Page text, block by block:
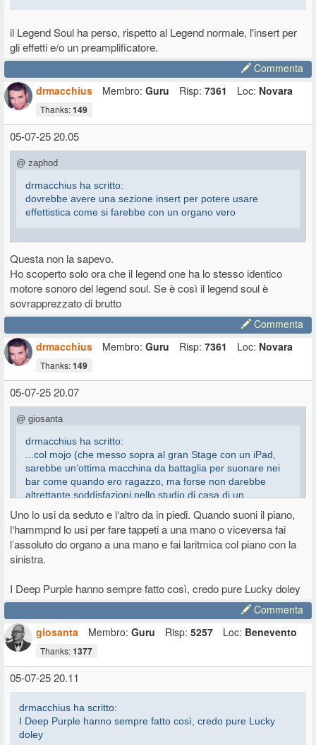
il Legend Soul ha perso, rispetto al Legend normale, l'insert per
gli effetti e/o un preamplificatore.
Commenta
drmacchius
Membro: Guru Risp: 7361 Loc: Novara
Thanks:149
05-07-25 20.05
@ zaphod
drmacchius ha scritto:
dovrebbe avere una sezione insert per potere usare
effettistica come si farebbe con un organo vero
effetti e/o un preamplificatore.
Questa non la sapevo.
Ho scoperto solo ora che il legend one ha lo stesso identico
motore sonoro del legend soul. Se è così il legend soul è
sovrapprezzato di brutto
Commenta
drmacchius
Membro: Guru Risp: 7361 Loc: Novara
Thanks:149
05-07-25 20.07
@ giosanta
drmacchius ha scritto:
...col mojo (che messo sopra al gran Stage con un iPad,
sarebbe un‘ottima macchina da battaglia per suonare nei
bar come quando ero ragazzo, ma forse non darebbe
altrettante soddisfazioni nello studio di casa di un
Ovviamente puoi fare quello che vuoi ma, posto abbia capito, un
organo a due manuali sopra una tastiera di piano mi pare scomodo.
quella in alto troppo arretrata.
Quanto alla scelta dello strumento possiamo parlare per un altro anno
ma, per quanto mi renda conto possa essere difficile, vanno
necessariamente provati.
Uno lo usi da seduto e l‘altro da in piedi. Quando suoni il piano,
l‘hammpnd lo usi per fare tappeti a una mano o viceversa fai
l’assoluto do organo a una mano e fai laritmica col piano con la
sinistra.
I Deep Purple hanno sempre fatto così, credo pure Lucky doley
Commenta
giosanta
Membro: Guru Risp: 5257 Loc: Benevento
Thanks:1377
05-07-25 20.11
drmacchius ha scritto:
I Deep Purple hanno sempre fatto così, credo pure Lucky
doley